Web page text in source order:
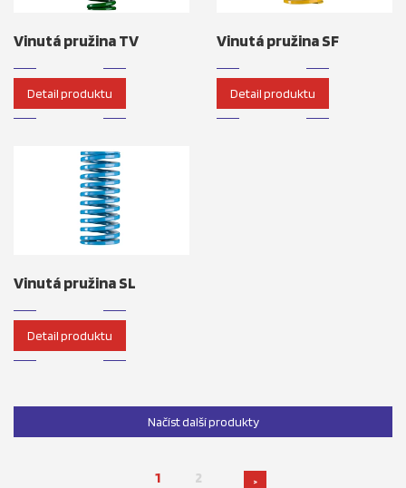
Vinutá pružina TV
Detail produktu
Vinutá pružina SF
Detail produktu
Vinutá pružina SL
Detail produktu
Načíst další produkty
1 2 >